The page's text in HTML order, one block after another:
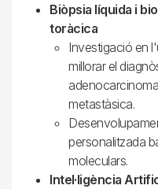
Biòpsia líquida i
toràcica
Investigació en
millorar el
metastàsica.
personalitzada
moleculars.
Intel·ligència